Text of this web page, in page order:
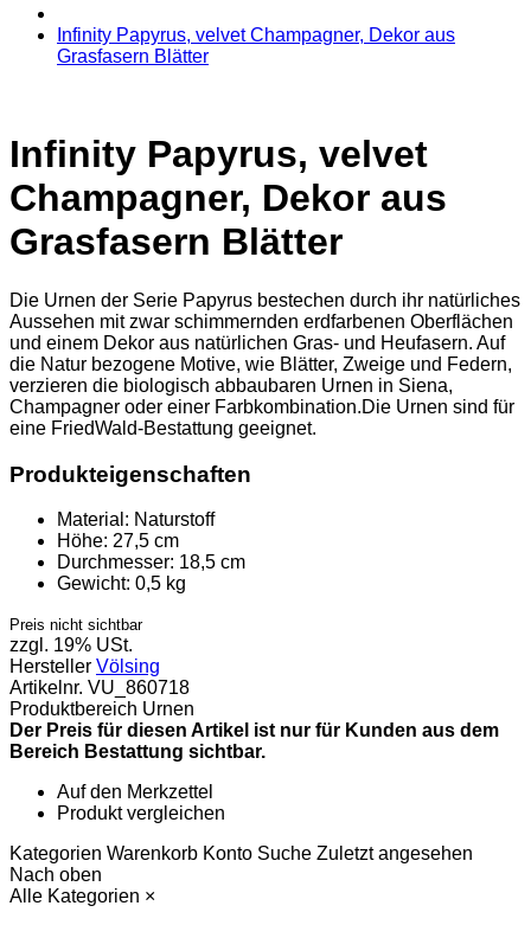
Infinity Papyrus, velvet Champagner, Dekor aus
Grasfasern Blätter
Infinity Papyrus, velvet
Champagner, Dekor aus
Grasfasern Blätter
Die Urnen der Serie Papyrus bestechen durch ihr natürliches
Aussehen mit zwar schimmernden erdfarbenen Oberflächen
und einem Dekor aus natürlichen Gras- und Heufasern. Auf
die Natur bezogene Motive, wie Blätter, Zweige und Federn,
verzieren die biologisch abbaubaren Urnen in Siena,
Champagner oder einer Farbkombination.Die Urnen sind für
eine FriedWald-Bestattung geeignet.
Produkteigenschaften
Material: Naturstoff
Höhe: 27,5 cm
Durchmesser: 18,5 cm
Gewicht: 0,5 kg
Preis nicht sichtbar
zzgl. 19% USt.
Hersteller Völsing
Artikelnr. VU_860718
Produktbereich Urnen
Der Preis für diesen Artikel ist nur für Kunden aus dem
Bereich Bestattung sichtbar.
Auf den Merkzettel
Produkt vergleichen
Kategorien Warenkorb Konto Suche Zuletzt angesehen
Nach oben
Alle Kategorien ×